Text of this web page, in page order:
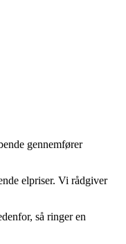
gennemfører
elpriser. Vi rådgiver
så ringer en